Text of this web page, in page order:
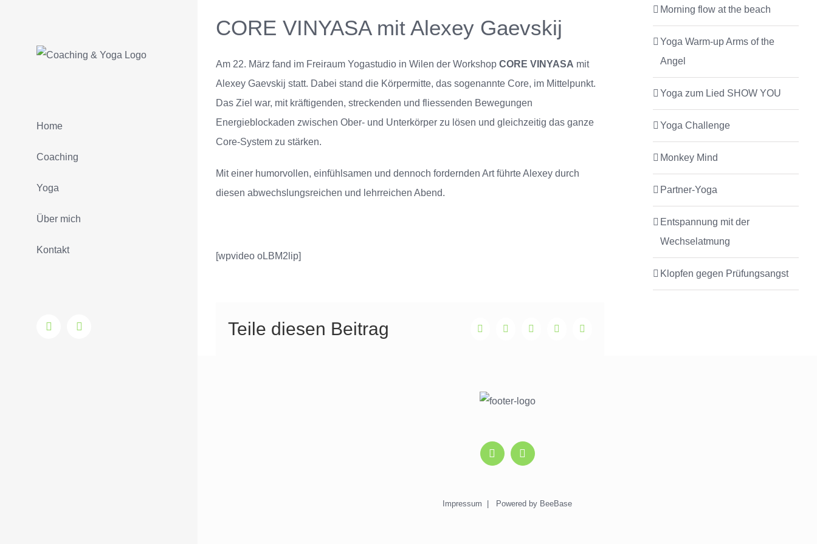
springen
Home
Coaching
Yoga
Über mich
Kontakt
CORE VINYASA mit Alexey Gaevskij
Am 22. März fand im Freiraum Yogastudio in Wilen der Workshop CORE VINYASA mit
Alexey Gaevskij statt. Dabei stand die Körpermitte, das sogenannte Core, im Mittelpunkt.
Das Ziel war, mit kräftigenden, streckenden und fliessenden Bewegungen
Energieblockaden zwischen Ober- und Unterkörper zu lösen und gleichzeitig das ganze
Core-System zu stärken.
Mit einer humorvollen, einfühlsamen und dennoch fordernden Art führte Alexey durch
diesen abwechslungsreichen und lehrreichen Abend.
[wpvideo oLBM2lip]
Teile diesen Beitrag FacebookTwitter LinkedInWhatsApp
Morning flow at the beach
Yoga Warm-up Arms of the
Angel
Yoga zum Lied SHOW YOU
Yoga Challenge
Monkey Mind
Partner-Yoga
Entspannung mit der
Wechselatmung
Klopfen gegen Prüfungsangst
Impressum | Powered by BeeBase